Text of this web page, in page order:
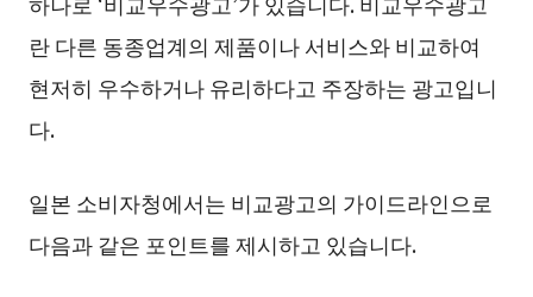
란 다른 동종업계의 제품이나 서비스와 비교하여
현저히 우수하거나 유리하다고 주장하는 광고입니
다.
일본 소비자청에서는 비교광고의 가이드라인으로
다음과 같은 포인트를 제시하고 있습니다.